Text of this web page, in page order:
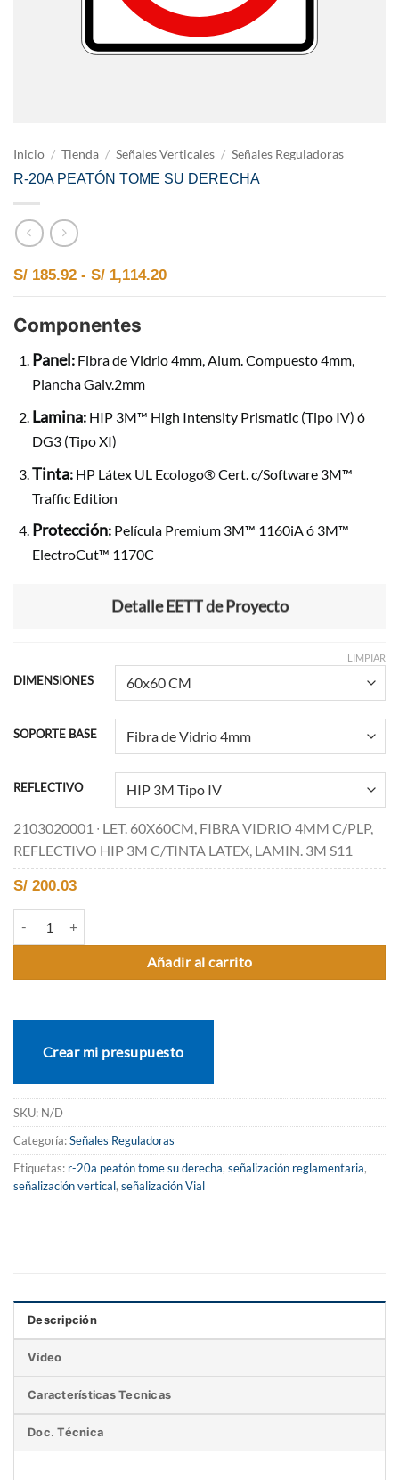
Inicio / Tienda / Señales Verticales / Señales Reguladoras
R-20A PEATÓN TOME SU DERECHA
S/ 185.92 - S/ 1,114.20
Componentes
Panel:Fibra de Vidrio 4mm, Alum. Compuesto 4mm,
Plancha Galv.2mm
Lamina:HIP 3M™ High Intensity Prismatic (Tipo IV) ó
DG3 (Tipo XI)
Tinta:HP Látex UL Ecologo® Cert. c/Software 3M™
Traffic Edition
Protección:Película Premium 3M™ 1160iA ó 3M™
ElectroCut™ 1170C
Detalle EETT de Proyecto
DIMENSIONES
SOPORTE BASE
REFLECTIVO
LIMPIAR
2103020001 ∙ LET. 60X60CM, FIBRA VIDRIO 4MM C/PLP,
REFLECTIVO HIP 3M C/TINTA LATEX, LAMIN. 3M S11
S/ 200.03
R-20A PEATÓN TOME SU DERECHA cantidad
Añadir al carrito
Crear mi presupuesto
SKU: N/D
Categoría:Señales Reguladoras
Etiquetas: r-20a peatón tome su derecha, señalización reglamentaria,
señalización vertical, señalización Vial
Descripción
Vídeo
Características Tecnicas
Doc. Técnica